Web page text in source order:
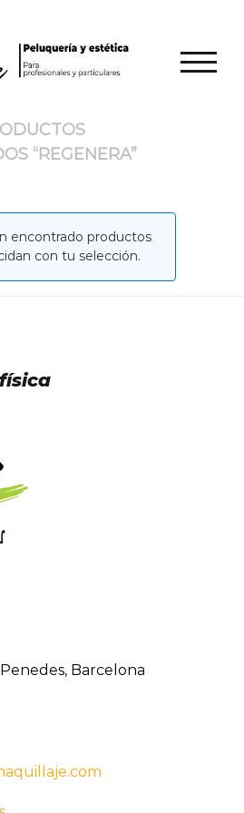
“REGENERA”
encontrado productos
con tu selección.
Barcelona